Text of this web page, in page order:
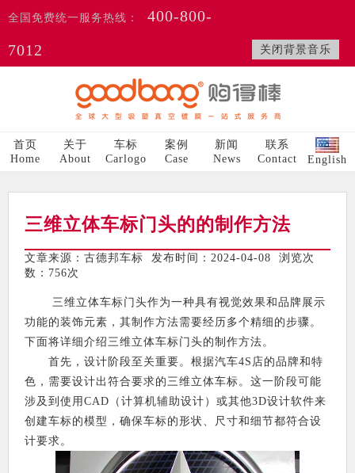
关闭背景音乐
全国免费统一服务热线：
400-800-
7012
首页
Home
关于
About
车标
Carlogo
案例
Case
新闻
News
联系
Contact
English
三维立体车标门头的的制作方法
文章来源：古德邦车标 发布时间：2024-04-08 浏览次
数： 756次
三维立体车标门头作为一种具有视觉效果和品牌展示
功能的装饰元素，其制作方法需要经历多个精细的步骤。
下面将详细介绍三维立体车标门头的制作方法。
首先，设计阶段至关重要。根据汽车4S店的品牌和特
色，需要设计出符合要求的三维立体车标。这一阶段可能
涉及到使用CAD（计算机辅助设计）或其他3D设计软件来
创建车标的模型，确保车标的形状、尺寸和细节都符合设
计要求。